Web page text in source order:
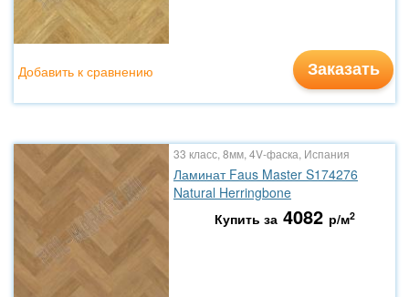
Заказать
Добавить к сравнению
33 класс, 8мм, 4V-фаска, Испания
Ламинат Faus Master S174276
Natural Herringbone
Купить за 4082 р/м2